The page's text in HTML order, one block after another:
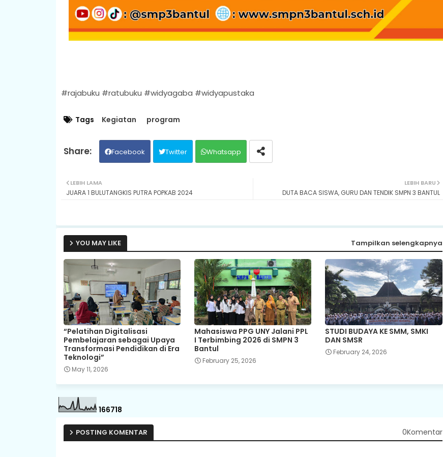
#rajabuku #ratubuku #widyagaba #widyapustaka
Tags Kegiatan program
Facebook Twitter Whatsapp
LEBIH BARU
DUTA BACA SISWA, GURU DAN TENDIK SMPN 3 BANTUL
LEBIH LAMA
JUARA 1 BULUTANGKIS PUTRA POPKAB 2024
YOU MAY LIKE Tampilkan selengkapnya
“Pelatihan Digitalisasi
Pembelajaran sebagai Upaya
Transformasi Pendidikan di Era
Teknologi”
May 11, 2026
Mahasiswa PPG UNY Jalani PPL
I Terbimbing 2026 di SMPN 3
Bantul
February 25, 2026
STUDI BUDAYA KE SMM, SMKI
DAN SMSR
February 24, 2026
166718
POSTING KOMENTAR 0Komentar